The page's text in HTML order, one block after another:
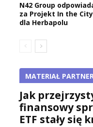
N42 Group
za Projekt In the City
dla Herbapolu
MATERIAŁ
Jak
finansowy
ETF stały się